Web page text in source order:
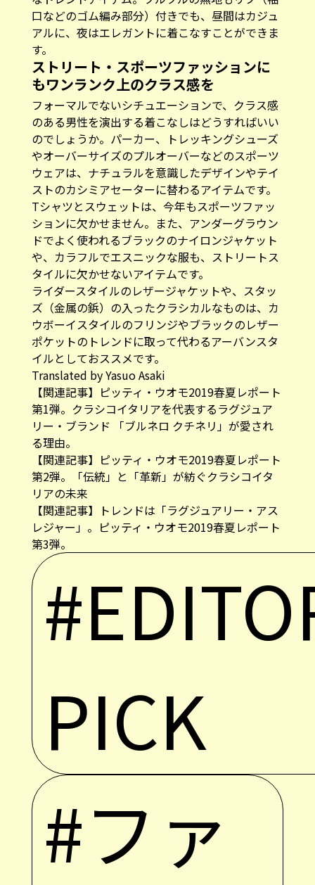
口などのゴム編み部分）付きでも、昼間はカジュ
アルに、夜はエレガントに着こなすことができま
す。
ストリート・スポーツファッションに
もワンランク上のクラス感を
フォーマルでないシチュエーションで、クラス感
のある男性を演出する着こなしはどうすればいい
のでしょうか。パーカー、トレッキングシューズ
やオーバーサイズのプルオーバーなどのスポーツ
ウェアは、ナチュラルを意識したデザインやテイ
ストのカシミアセーターに替わるアイテムです。
Tシャツとスウェットは、今年もスポーツファッ
ションに欠かせません。また、アンダーグラウン
ドでよく使われるブラックのナイロンジャケット
や、カラフルでエスニックな服も、ストリートス
タイルに欠かせないアイテムです。
ライダースタイルのレザージャケットや、スタッ
ズ（金属の鋲）の入ったクラシカルなものは、カ
ウボーイスタイルのフリンジやブラックのレザー
ポケットのトレンドに取って代わるアーバンスタ
イルとしておススメです。
Translated by Yasuo Asaki
【関連記事】ピッティ・ウオモ2019春夏レポート
第1弾。クラシコイタリアを代表するラグジュア
リー・ブランド 「ブルネロ クチネリ」が愛され
る理由。
【関連記事】ピッティ・ウオモ2019春夏レポート
第2弾。「伝統」と「革新」が紡ぐクラシコイタ
リアの未来
【関連記事】トレンドは「ラグジュアリー・アス
レジャー」。ピッティ・ウオモ2019春夏レポート
第3弾。
PICK
#ファ